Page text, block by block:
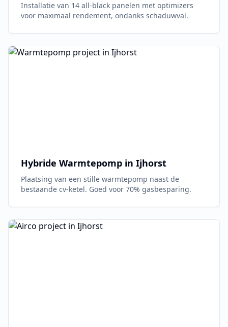
Installatie van 14 all-black panelen met optimizers
voor maximaal rendement, ondanks schaduwval.
Hybride Warmtepomp in Ijhorst
Plaatsing van een stille warmtepomp naast de
bestaande cv-ketel. Goed voor 70% gasbesparing.